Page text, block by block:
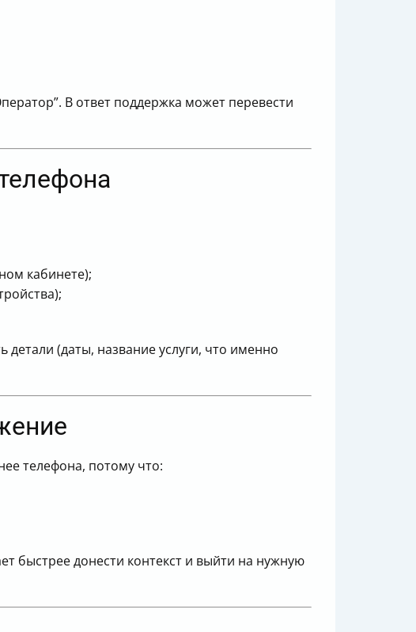
В ответ поддержка может перевести
кабинете);
(даты, название услуги, что именно
телефона, потому что:
быстрее донести контекст и выйти на нужную